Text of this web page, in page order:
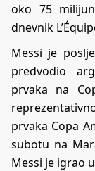
oko 75
dnevnik
Messi je
predvodio
prvaka na
prvaka Copa
subotu na
Messi je igrao